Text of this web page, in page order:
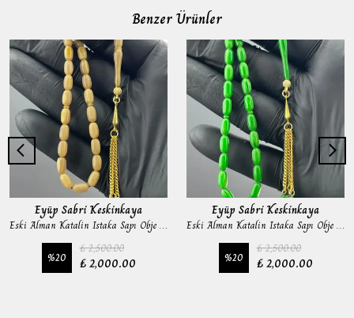
Benzer Ürünler
Eyüp Sabri Keskinkaya
Eski Alman Katalin Istaka Sapı Obje Tesbih
%20
₺ 2,500.00
₺ 2,000.00
Eyüp Sabri Keskinkaya
Eski Alman Katalin Istaka Sapı Obje Tesbih
%20
₺ 2,500.00
₺ 2,000.00